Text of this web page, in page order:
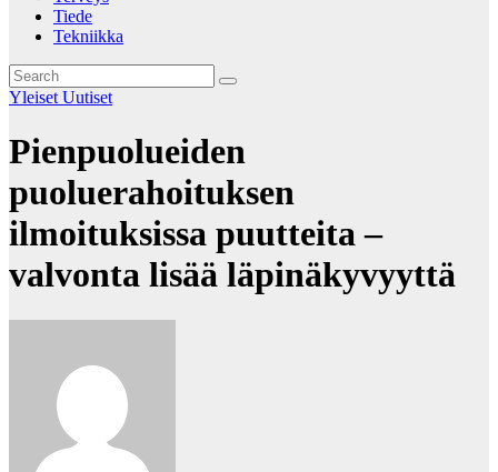
Tiede
Tekniikka
Yleiset Uutiset
Pienpuolueiden
puoluerahoituksen
ilmoituksissa puutteita –
valvonta lisää läpinäkyvyyttä